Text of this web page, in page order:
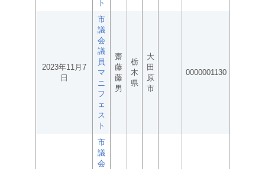
ト
2023年11月7
日
市
議
会
議
員
マ
ニ
フ
ェ
ス
ト
齋
藤
藤
男
栃
木
県
大
田
原
市
0000001130
市
議
会